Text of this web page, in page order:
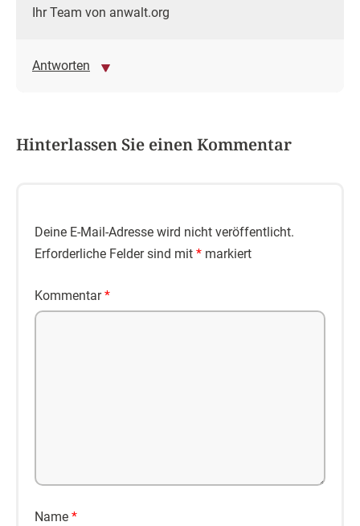
Ihr Team von anwalt.org
Antworten
Hinterlassen Sie einen Kommentar
Deine E-Mail-Adresse wird nicht veröffentlicht.
Erforderliche Felder sind mit * markiert
Kommentar*
Name *